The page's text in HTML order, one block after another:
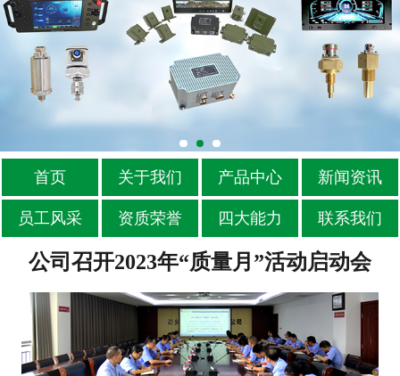
首页 关于我们 产品中心 新闻资讯
员工风采 资质荣誉 四大能力 联系我们
公司召开2023年“质量月”活动启动会